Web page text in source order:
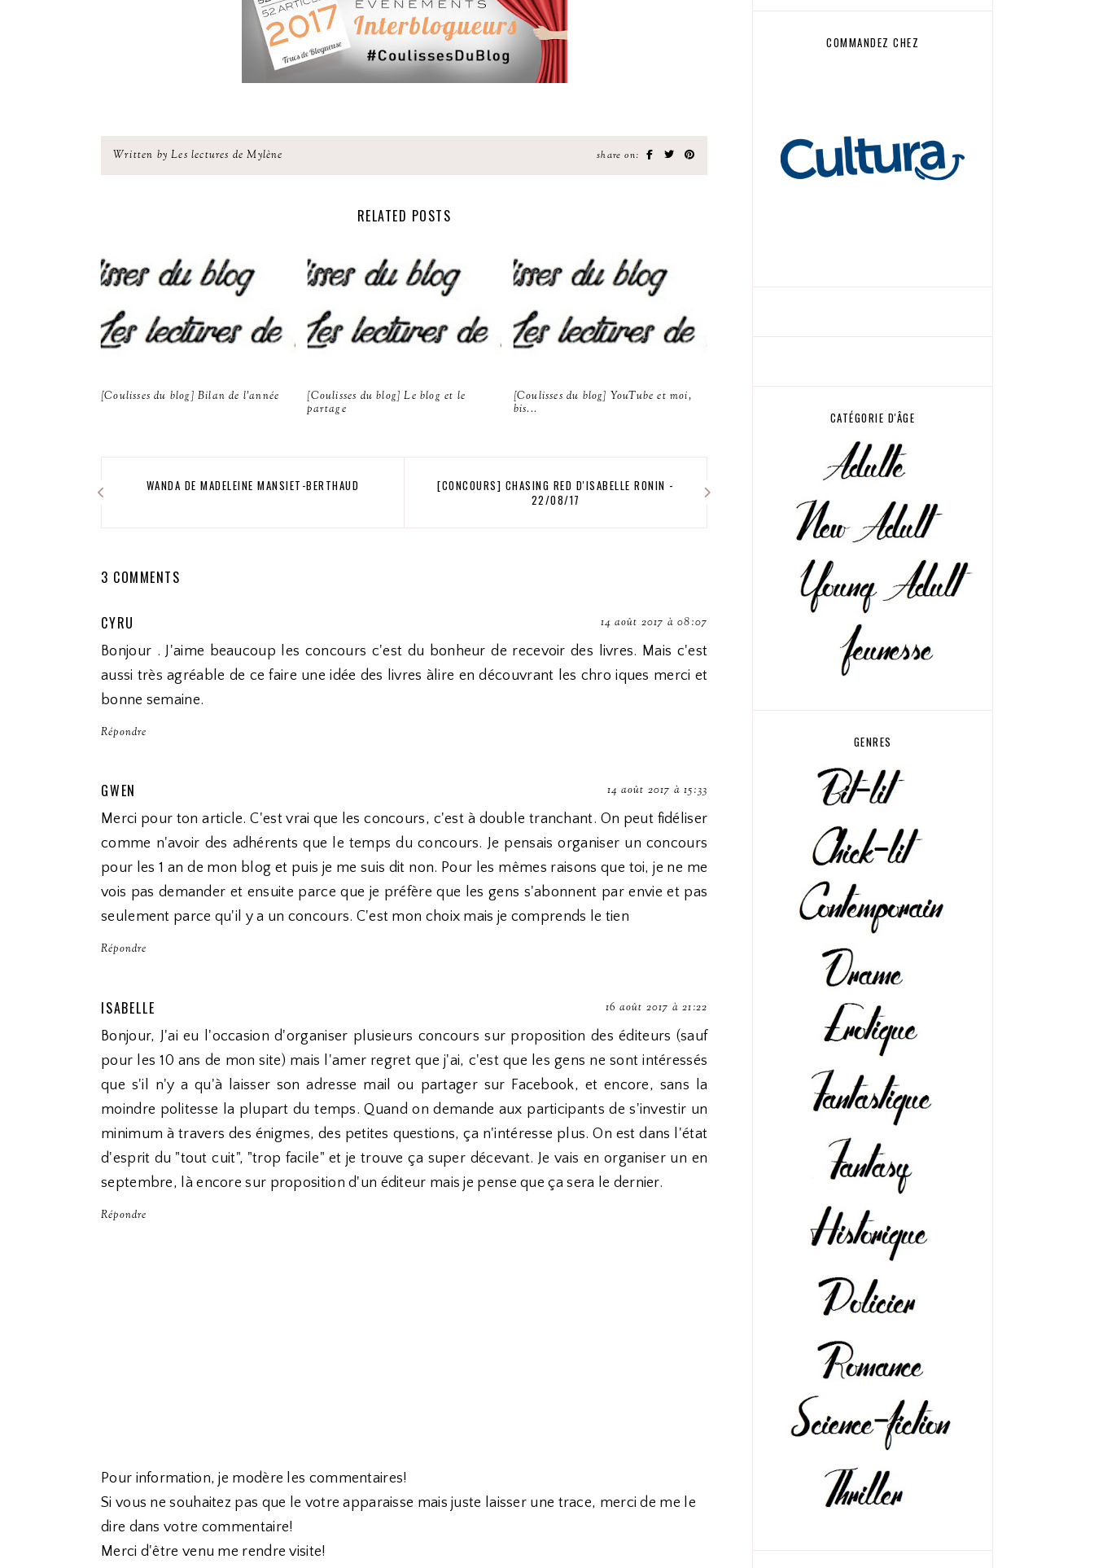
Written by Les lectures de Mylène share on:
RELATED POSTS
[Coulisses du blog] Bilan de l'année
[Coulisses du blog] Le blog et le
partage
[Coulisses du blog] YouTube et moi,
bis...
WANDA DE MADELEINE MANSIET-BERTHAUD
[CONCOURS] CHASING RED D'ISABELLE RONIN -
22/08/17
3 COMMENTS
CYRU 14 août 2017 à 08:07
Bonjour . J'aime beaucoup les concours c'est du bonheur de recevoir des livres. Mais c'est
aussi très agréable de ce faire une idée des livres àlire en découvrant les chro iques merci et
bonne semaine.
Répondre
GWEN 14 août 2017 à 15:33
Merci pour ton article. C'est vrai que les concours, c'est à double tranchant. On peut fidéliser
comme n'avoir des adhérents que le temps du concours. Je pensais organiser un concours
pour les 1 an de mon blog et puis je me suis dit non. Pour les mêmes raisons que toi, je ne me
vois pas demander et ensuite parce que je préfère que les gens s'abonnent par envie et pas
seulement parce qu'il y a un concours. C'est mon choix mais je comprends le tien
Répondre
ISABELLE 16 août 2017 à 21:22
Bonjour, J'ai eu l'occasion d'organiser plusieurs concours sur proposition des éditeurs (sauf
pour les 10 ans de mon site) mais l'amer regret que j'ai, c'est que les gens ne sont intéressés
que s'il n'y a qu'à laisser son adresse mail ou partager sur Facebook, et encore, sans la
moindre politesse la plupart du temps. Quand on demande aux participants de s'investir un
minimum à travers des énigmes, des petites questions, ça n'intéresse plus. On est dans l'état
d'esprit du "tout cuit", "trop facile" et je trouve ça super décevant. Je vais en organiser un en
septembre, là encore sur proposition d'un éditeur mais je pense que ça sera le dernier.
Répondre
Pour information, je modère les commentaires!
Si vous ne souhaitez pas que le votre apparaisse mais juste laisser une trace, merci de me le
dire dans votre commentaire!
Merci d'être venu me rendre visite!
COMMANDEZ CHEZ
CATÉGORIE D'ÂGE
GENRES